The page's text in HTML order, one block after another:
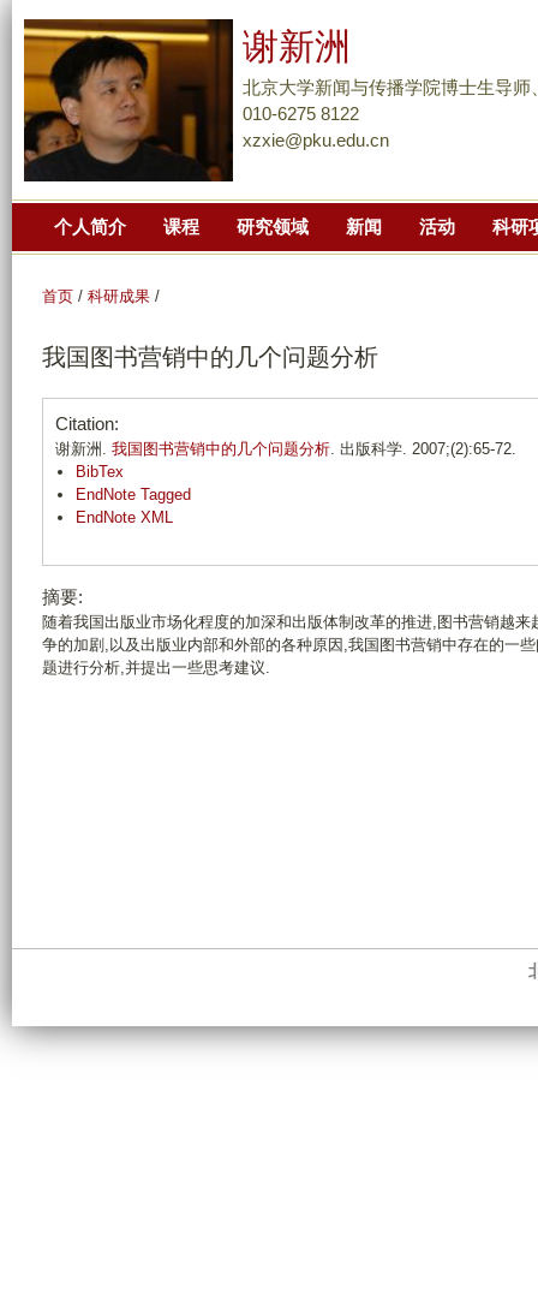
到
主
要
谢新洲
北京大学新闻与传播学院博士生导师
010-6275 8122
xzxie@pku.edu.cn
个人简介 课程 研究领域 新闻 活动 科研
首页 / 科研成果 /
我国图书营销中的几个问题分析
Citation:
谢新洲. 我国图书营销中的几个问题分析. 出版科学. 2007;(2):65-72.
BibTex
EndNote Tagged
EndNote XML
摘要:
随着我国出版业市场化程度的加深和出版体制改革的推进,图书营销越
争的加剧,以及出版业内部和外部的各种原因,我国图书营销中存在的一
题进行分析,并提出一些思考建议.